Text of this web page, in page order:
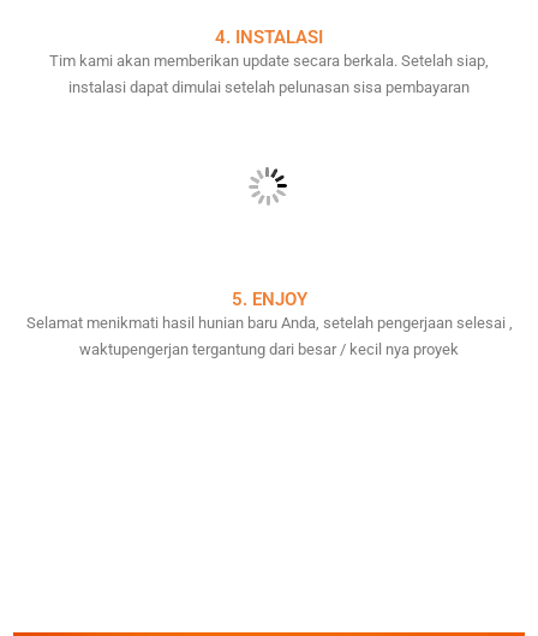
4. INSTALASI
Tim kami akan memberikan update secara berkala. Setelah siap,
instalasi dapat dimulai setelah pelunasan sisa pembayaran
5. ENJOY
Selamat menikmati hasil hunian baru Anda, setelah pengerjaan selesai ,
waktupengerjan tergantung dari besar / kecil nya proyek